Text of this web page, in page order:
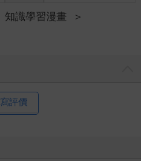
知識學習漫畫
＞
寫評價